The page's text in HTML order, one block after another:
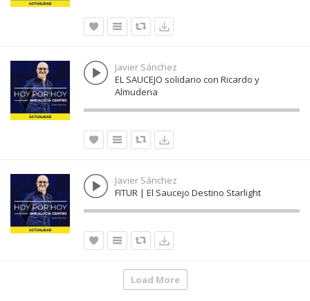
Javier Sánchez
EL SAUCEJO solidario con Ricardo y
Almudena
Javier Sánchez
FITUR | El Saucejo Destino Starlight
Load More